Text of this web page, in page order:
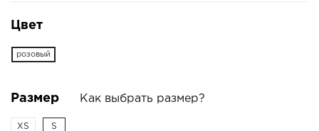
Цвет
розовый
Размер Как выбрать размер?
XS S